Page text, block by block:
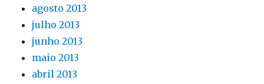
agosto 2013
julho 2013
junho 2013
maio 2013
abril 2013